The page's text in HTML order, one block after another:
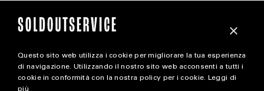
magazine
In uscita le Teyana Taylor
×
Questo sito web utilizza i cookie per migliorare la tua esperienza
di navigazione. Utilizzando il nostro sito web acconsenti a tutti i
cookie in conformità con la nostra policy per i cookie. Leggi di
più